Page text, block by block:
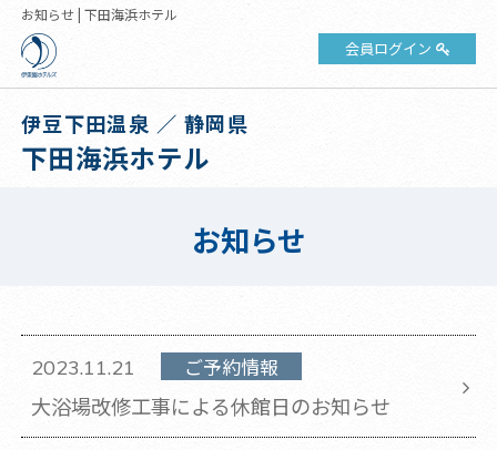
お知らせ | 下田海浜ホテル
会員ログイン
伊豆下田温泉 ／ 静岡県
下田海浜ホテル
お知らせ
2023.11.21 ご予約情報
大浴場改修工事による休館日のお知らせ